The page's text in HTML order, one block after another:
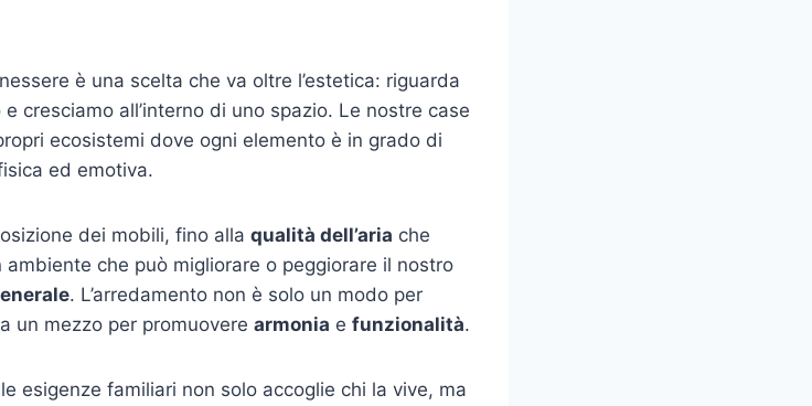
è una scelta che va oltre l’estetica: riguarda
cresciamo all’interno di uno spazio. Le nostre case
ecosistemi dove ogni elemento è in grado di
ed emotiva.
dei mobili, fino alla qualità dell’aria che
che può migliorare o peggiorare il nostro
. L’arredamento non è solo un modo per
un mezzo per promuovere armonia e funzionalità.
esigenze familiari non solo accoglie chi la vive, ma